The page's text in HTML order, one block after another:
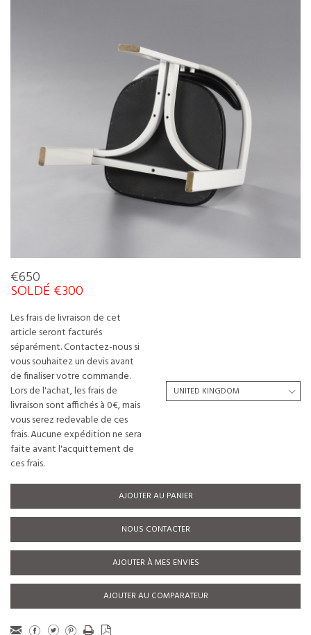
€650
SOLDÉ €300
Les frais de livraison de cet
article seront facturés
séparément. Contactez-nous si
vous souhaitez un devis avant
de finaliser votre commande.
Lors de l'achat, les frais de
livraison sont affichés à 0€, mais
vous serez redevable de ces
frais. Aucune expédition ne sera
faite avant l'acquittement de
ces frais.
AJOUTER AU PANIER
NOUS CONTACTER
AJOUTER À MES ENVIES
AJOUTER AU COMPARATEUR